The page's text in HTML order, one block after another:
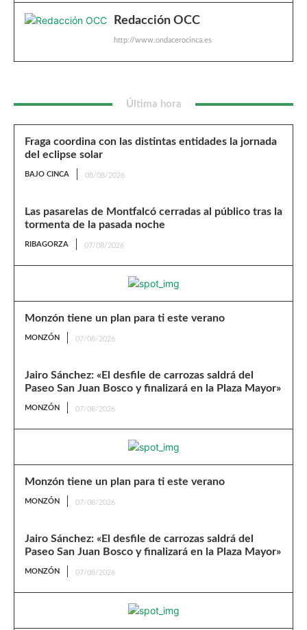
Redacción OCC
http://www.ondacerocinca.es
Última hora
Fraga coordina con las distintas entidades la jornada
del eclipse solar
BAJO CINCA 08/08/2026
Las pasarelas de Montfalcó cerradas al público tras la
tormenta de la pasada noche
RIBAGORZA 07/08/2026
Monzón tiene un plan para ti este verano
MONZÓN 07/08/2026
Jairo Sánchez: «El desfile de carrozas saldrá del
Paseo San Juan Bosco y finalizará en la Plaza Mayor»
MONZÓN 07/08/2026
Monzón tiene un plan para ti este verano
MONZÓN 07/08/2026
Jairo Sánchez: «El desfile de carrozas saldrá del
Paseo San Juan Bosco y finalizará en la Plaza Mayor»
MONZÓN 07/08/2026